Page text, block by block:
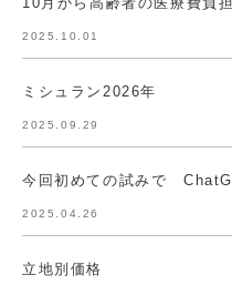
2025.10.01
ミシュラン2026年
2025.09.29
今回初めての試みで
2025.04.26
立地別価格